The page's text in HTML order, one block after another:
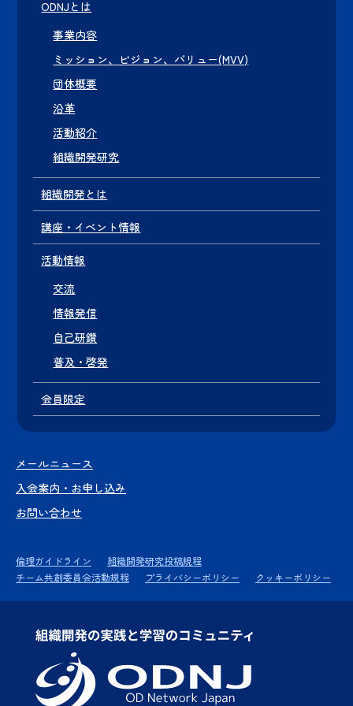
ODNJとは
事業内容
ミッション、ビジョン、バリュー(MVV)
団体概要
沿革
活動紹介
組織開発研究
組織開発とは
講座・イベント情報
活動情報
交流
情報発信
自己研鑽
普及・啓発
会員限定
メールニュース
入会案内・お申し込み
お問い合わせ
倫理ガイドライン
組織開発研究投稿規程
チーム共創委員会活動規程
プライバシーポリシー クッキーポリシー